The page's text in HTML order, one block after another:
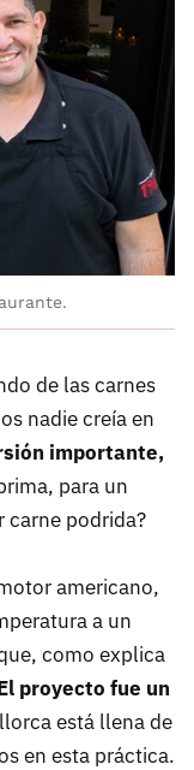
de las carnes
nadie creía en
importante,
para un
carne podrida?
americano,
a un
como explica
proyecto fue un
está llena de
en esta práctica.